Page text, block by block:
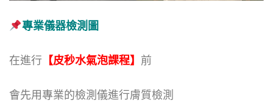
專業儀器檢測圖
在進行 【皮秒水氣泡課程】 前
會先用專業的檢測儀進行膚質檢測